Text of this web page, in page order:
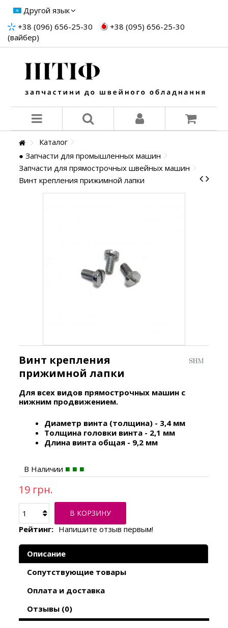
Другой язык
+38 (096) 656-25-30
+38 (095) 656-25-30
(вайбер)
Каталог
● Запчасти для промышленных машин
Запчасти для прямострочных швейных машин
Винт крепления прижимной лапки
Винт крепления
прижимной лапки
Для всех видов прямострочных машин с
нижним продвижением.
Диаметр винта (толщина) - 3,4 мм
Толщина головки винта - 2,1 мм
Длина винта общая - 9,2 мм
В Наличии
19 грн.
В КОРЗИНУ
Рейтинг: Напишите отзыв первым!
Описание
Сопутствующие товары
Оплата и доставка
Отзывы (0)